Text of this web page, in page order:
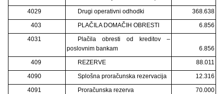
4029
Drugi operativni odhodki
368.638
403
PLAČILA DOMAČIH OBRESTI
6.856
4031
Plačila obresti od kreditov –
poslovnim bankam
6.856
409
REZERVE
88.011
4090
Splošna proračunska rezervacija
12.316
4091
Proračunska rezerva
70.000